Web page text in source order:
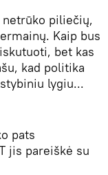
piliečių,
Kaip bus
bet kas
kad politika
lygiu...
pats
jis pareiškė su